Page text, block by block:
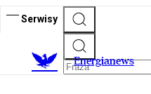
Serwisy
Energianews